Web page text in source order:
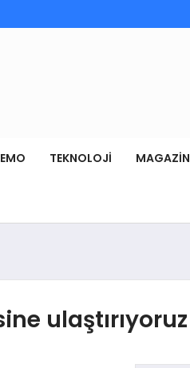
TEKNOLOJI MAGAZIN
ulaştırıyoruz